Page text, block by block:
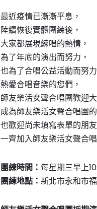
最近疫情已漸漸平息，
陸續恢復實體團練後，
大家都展現練唱的熱情，
為了年底的演出而努力，
也為了合唱公益活動而努力
熱愛合唱音樂的您們，
師友樂活女聲合唱團歡迎
成為師友樂活女聲合唱團
也歡迎尚未填寫表單的朋
一齊加入師友樂活女聲合唱
團練時間： 每星期三早上
團練地點： 新北市永和市